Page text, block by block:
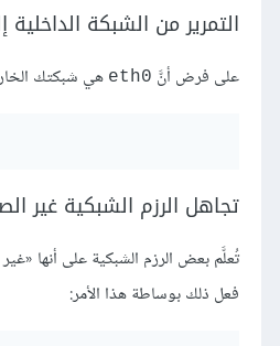
التمرير من الشبكة الداخلية
على فرض أنَّ eth0 هي شبكتك
تجاهل الرزم الشبكية غير
فعل ذلك بوساطة هذا الأمر: